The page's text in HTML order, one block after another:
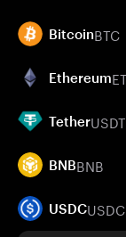
BitcoinBTC
Ethereum
TetherUSDT
BNBBNB
USDCUSDC